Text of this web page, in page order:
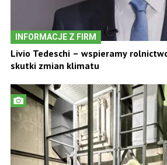
INFORMACJE Z FIRM
Livio Tedeschi – wspieramy
skutki zmian klimatu